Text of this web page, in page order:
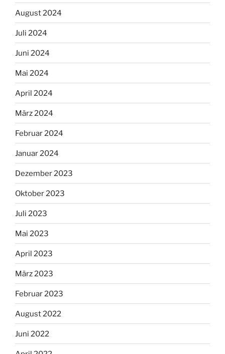
August 2024
Juli 2024
Juni 2024
Mai 2024
April 2024
März 2024
Februar 2024
Januar 2024
Dezember 2023
Oktober 2023
Juli 2023
Mai 2023
April 2023
März 2023
Februar 2023
August 2022
Juni 2022